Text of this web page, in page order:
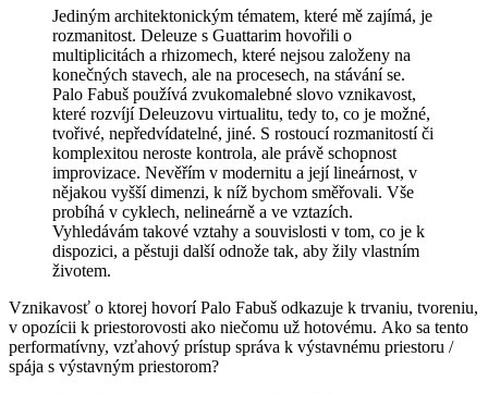
Jediným architektonickým tématem, které mě zajímá, je
rozmanitost. Deleuze s Guattarim hovořili o
multiplicitách a rhizomech, které nejsou založeny na
konečných stavech, ale na procesech, na stávání se.
Palo Fabuš používá zvukomalebné slovo vznikavost,
které rozvíjí Deleuzovu virtualitu, tedy to, co je možné,
tvořivé, nepředvídatelné, jiné. S rostoucí rozmanitostí či
komplexitou neroste kontrola, ale právě schopnost
improvizace. Nevěřím v modernitu a její lineárnost, v
nějakou vyšší dimenzi, k níž bychom směřovali. Vše
probíhá v cyklech, nelineárně a ve vztazích.
Vyhledávám takové vztahy a souvislosti v tom, co je k
dispozici, a pěstuji další odnože tak, aby žily vlastním
životem.
Vznikavosť o ktorej hovorí Palo Fabuš odkazuje k trvaniu, tvoreniu,
v opozícii k priestorovosti ako niečomu už hotovému. Ako sa tento
performatívny, vzťahový prístup správa k výstavnému priestoru /
spája s výstavným priestorom?